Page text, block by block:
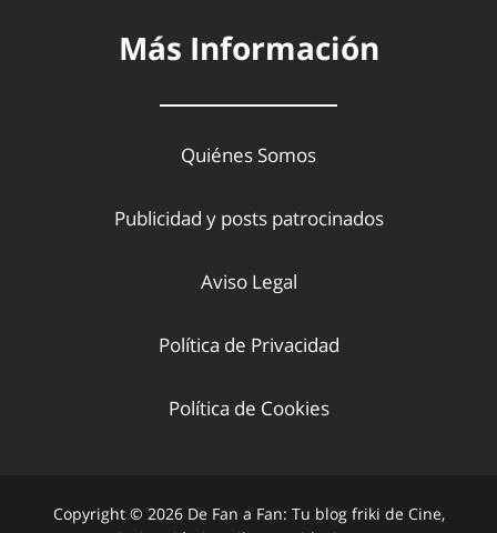
Más Información
Quiénes Somos
Publicidad y posts patrocinados
Aviso Legal
Política de Privacidad
Política de Cookies
Copyright © 2026 De Fan a Fan: Tu blog friki de Cine,